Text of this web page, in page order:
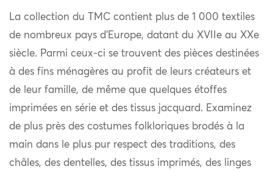
La collection du TMC contient plus de 1 000 textiles
de nombreux pays d’Europe, datant du XVIIe au XXe
siècle. Parmi ceux-ci se trouvent des pièces destinées
à des fins ménagères au profit de leurs créateurs et
de leur famille, de même que quelques étoffes
imprimées en série et des tissus jacquard. Examinez
de plus près des costumes folkloriques brodés à la
main dans le plus pur respect des traditions, des
châles, des dentelles, des tissus imprimés, des linges